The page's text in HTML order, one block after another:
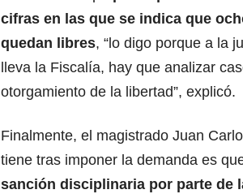
cifras en las que se indica que
quedan libres, “lo digo porque a la
lleva la Fiscalía, hay que analizar
otorgamiento de la libertad”, explicó.
Finalmente, el magistrado Juan
tiene tras imponer la demanda es
sanción disciplinaria por parte de